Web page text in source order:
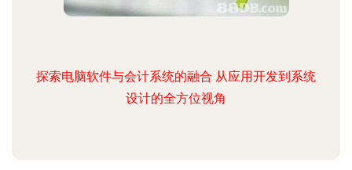
探索电脑软件与会计系统的融合 从应用开发到系统
设计的全方位视角